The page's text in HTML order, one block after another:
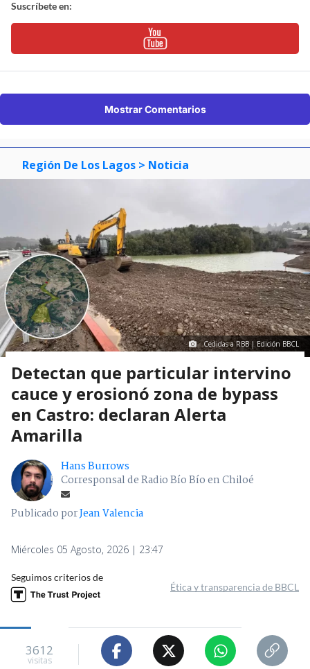
Suscríbete en:
Mostrar Comentarios
Región De Los Lagos > Noticia
Cedidas a RBB | Edición BBCL
Detectan que particular intervino
cauce y erosionó zona de bypass
en Castro: declaran Alerta
Amarilla
Hans Burrows
Corresponsal de Radio Bío Bío en Chiloé
Publicado porJean Valencia
Miércoles 05 Agosto, 2026 | 23:47
Seguimos criterios de
Ética y transparencia de BBCL
3612
visitas